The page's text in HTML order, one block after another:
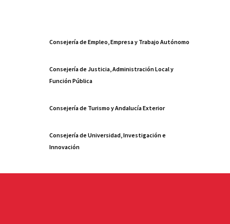
Consejería de Empleo, Empresa y Trabajo Autónomo
Consejería de Justicia, Administración Local y
Función Pública
Consejería de Turismo y Andalucía Exterior
Consejería de Universidad, Investigación e
Innovación